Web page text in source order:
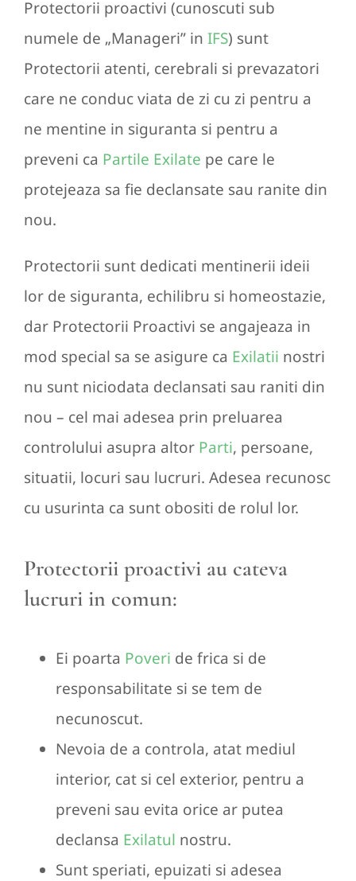
Protectorii proactivi (cunoscuti sub
numele de „Manageri” in IFS) sunt
Protectorii atenti, cerebrali si prevazatori
care ne conduc viata de zi cu zi pentru a
ne mentine in siguranta si pentru a
preveni ca Partile Exilate pe care le
protejeaza sa fie declansate sau ranite din
nou.
Protectorii sunt dedicati mentinerii ideii
lor de siguranta, echilibru si homeostazie,
dar Protectorii Proactivi se angajeaza in
mod special sa se asigure ca Exilatii nostri
nu sunt niciodata declansati sau raniti din
nou – cel mai adesea prin preluarea
controlului asupra altor Parti, persoane,
situatii, locuri sau lucruri. Adesea recunosc
cu usurinta ca sunt obositi de rolul lor.
Protectorii proactivi au cateva
lucruri in comun:
Ei poarta Poveri de frica si de
responsabilitate si se tem de
necunoscut.
Nevoia de a controla, atat mediul
interior, cat si cel exterior, pentru a
preveni sau evita orice ar putea
declansa Exilatul nostru.
Sunt speriati, epuizati si adesea